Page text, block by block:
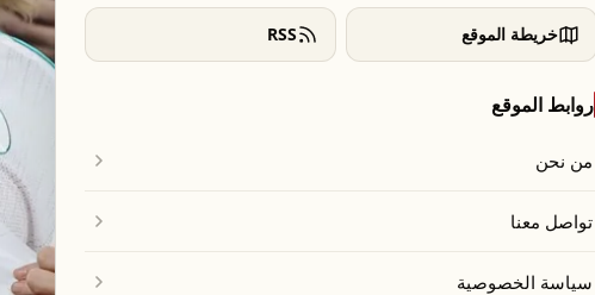
خريطة الموقع RSS
روابط الموقع
من نحن
تواصل معنا
سياسة الخصوصية